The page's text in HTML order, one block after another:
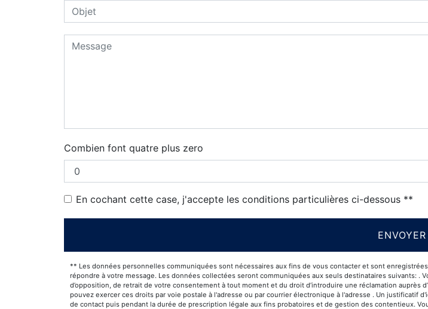
Combien font quatre plus zero
En cochant cette case, j'accepte les conditions particulières ci-dessous **
ENVOYER
** Les données personnelles communiquées sont nécessaires aux fins de vous contacter et sont
répondre à votre message. Les données collectées seront communiquées aux seuls destinataires suivants: .
d’opposition, de retrait de votre consentement à tout moment et du droit d’introduire une réclamation auprès
pouvez exercer ces droits par voie postale à l'adresse ou par courrier électronique à l'adresse . Un justificatif
de contact puis pendant la durée de prescription légale aux fins probatoires et de gestion des contentieux.